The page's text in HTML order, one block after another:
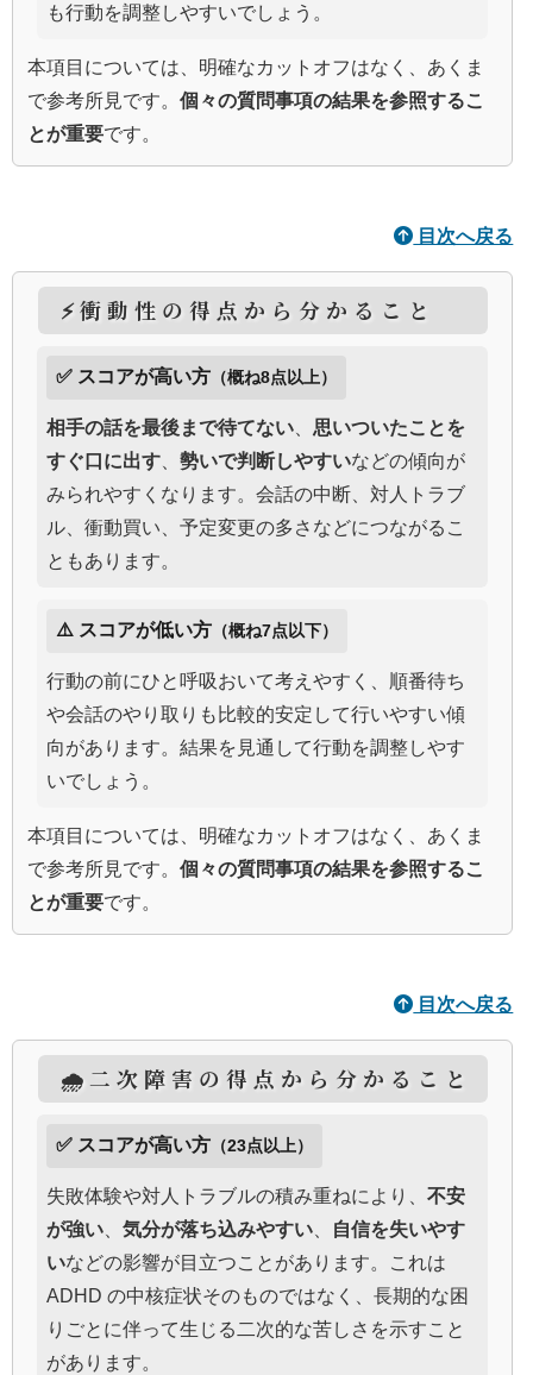
も行動を調整しやすいでしょう。
本項目については、明確なカットオフはなく、あくま
で参考所見です。 個々の質問事項の結果を参照するこ
とが重要です。
目次へ戻る
⚡衝動性の得点から分かること
✅ スコアが高い方 （概ね8点以上）
相手の話を最後まで待てない
思いついたことを
すぐ口に出す
勢いで判断しやすいなどの傾向が
みられやすくなります。会話の中断、対人トラブ
ル、衝動買い、予定変更の多さなどにつながるこ
ともあります。
⚠️ スコアが低い方 （概ね7点以下）
行動の前にひと呼吸おいて考えやすく、順番待ち
や会話のやり取りも比較的安定して行いやすい傾
向があります。結果を見通して行動を調整しやす
いでしょう。
本項目については、明確なカットオフはなく、あくま
で参考所見です。 個々の質問事項の結果を参照するこ
とが重要です。
目次へ戻る
🌧️二次障害の得点から分かること
✅ スコアが高い方 （23点以上）
失敗体験や対人トラブルの積み重ねにより、 不安
が強い
気分が落ち込みやすい
自信を失いやす
いなどの影響が目立つことがあります。これは
ADHD の中核症状そのものではなく、長期的な困
りごとに伴って生じる二次的な苦しさを示すこと
があります。